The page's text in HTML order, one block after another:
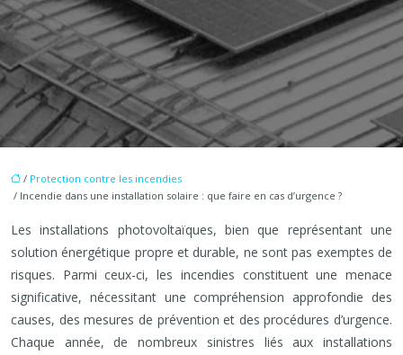
/ Protection contre les incendies
/ Incendie dans une installation solaire : que faire en cas d’urgence ?
Les installations photovoltaïques, bien que représentant une
solution énergétique propre et durable, ne sont pas exemptes de
risques. Parmi ceux-ci, les incendies constituent une menace
significative, nécessitant une compréhension approfondie des
causes, des mesures de prévention et des procédures d’urgence.
Chaque année, de nombreux sinistres liés aux installations